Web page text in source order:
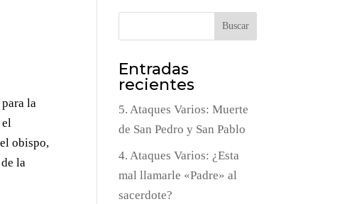
la
el
obispo,
la
Buscar
Entradas
recientes
5. Ataques Varios: Muerte
de San Pedro y San Pablo
4. Ataques Varios: ¿Esta
mal llamarle «Padre» al
sacerdote?